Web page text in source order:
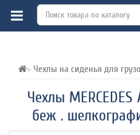
Чехлы на сиденья для
Чехлы
беж .
ВСЕ О ТОВАРЕ ХАРАКТЕРИСТИКИ